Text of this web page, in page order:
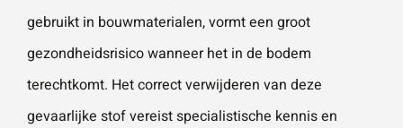
gebruikt in bouwmaterialen, vormt een groot
gezondheidsrisico wanneer het in de bodem
terechtkomt. Het correct verwijderen van deze
gevaarlijke stof vereist specialistische kennis en